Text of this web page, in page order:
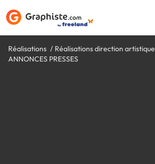
Réalisations
Réalisations direction artistique
ANNONCES PRESSES